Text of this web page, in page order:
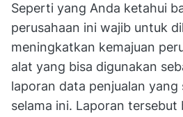
Seperti yang Anda ketahui
perusahaan ini wajib untuk
meningkatkan kemajuan
alat yang bisa digunakan
laporan data penjualan yang
selama ini. Laporan tersebut